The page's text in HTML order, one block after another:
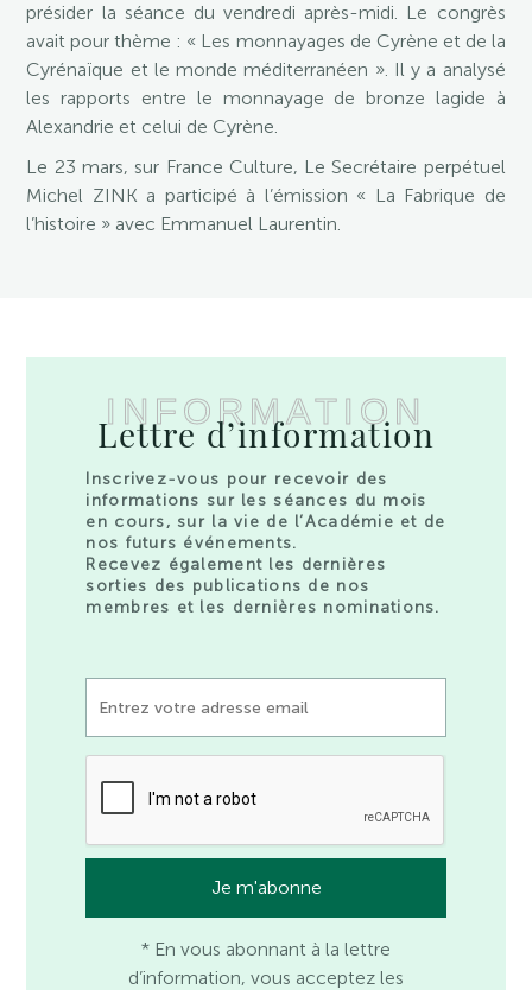
présider la séance du vendredi après-midi. Le congrès
avait pour thème : « Les monnayages de Cyrène et de la
Cyrénaïque et le monde méditerranéen ». Il y a analysé
les rapports entre le monnayage de bronze lagide à
Alexandrie et celui de Cyrène.
Le 23 mars, sur France Culture, Le Secrétaire perpétuel
Michel ZINK a participé à l’émission « La Fabrique de
l’histoire » avec Emmanuel Laurentin.
INFORMATION
Lettre d’information
Inscrivez-vous pour recevoir des
informations sur les séances du mois
en cours, sur la vie de l’Académie et de
nos futurs événements.
Recevez également les dernières
sorties des publications de nos
membres et les dernières nominations.
* En vous abonnant à la lettre
d’information, vous acceptez les